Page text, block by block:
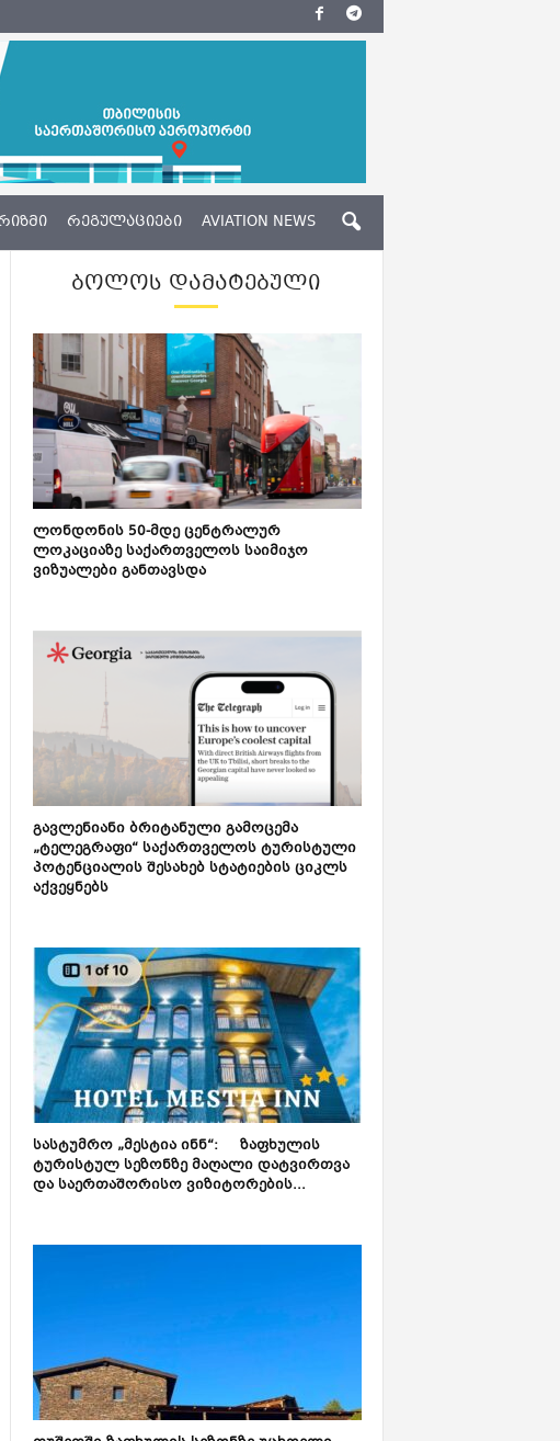
ᲠᲔᲒᲣᲚᲐᲪᲘᲔᲑᲘ AVIATION NEWS
ᲑᲝᲚᲝᲡ ᲓᲐᲛᲐᲢᲔᲑᲣᲚᲘ
ლონდონის 50-მდე ცენტრალურ
ლოკაციაზე საქართველოს საიმიჯო
ვიზუალები განთავსდა
გავლენიანი ბრიტანული გამოცემა
„ტელეგრაფი“ საქართველოს ტურისტული
პოტენციალის შესახებ სტატიების ციკლს
აქვეყნებს
სასტუმრო „მესტია ინნ“: ზაფხულის
ტურისტულ სეზონზე მაღალი დატვირთვა
და საერთაშორისო ვიზიტორების...